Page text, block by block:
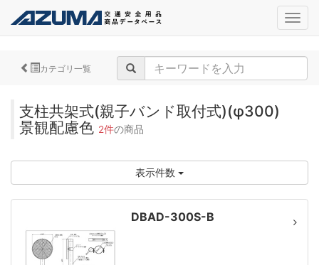
カテゴリ一覧
支柱共架式(親子バンド取付式)(φ300)
景観配慮色 2件の商品
表示件数
DBAD-300S-B